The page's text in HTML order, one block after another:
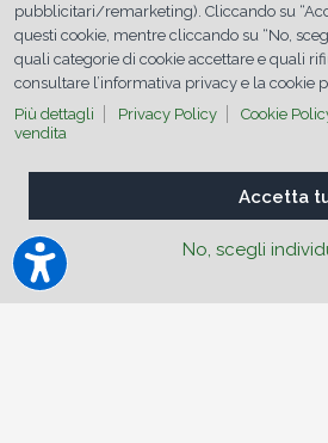
Usura delle fasce elastiche:
situate sui pistoni, mantengono
del motore che forma un velo
dei cilindri. In caso di fasce
penetrare in camera di
Problemi alle guarnizioni
sistema di scarico.
Perdite dalle tenute
dell’albero motore, se
perdite d’olio dal motore.
Unconsumo elevatodi olio non
prestazioni del motore, ma può anche
meccanici
pubblicitari/remarketing). Cliccando su
questi cookie, mentre cliccando su “No,
quali categorie di cookie accettare e quali
consultare l’informativa privacy e la cookie
Più dettagli
Privacy Policy Cookie
vendita
Accetta
No, scegli